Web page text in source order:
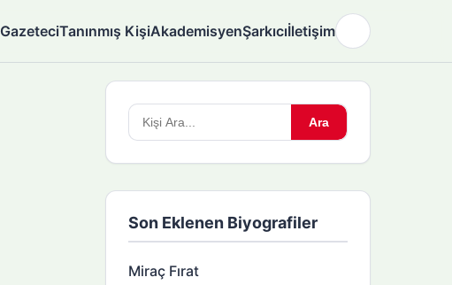
GazeteciTanınmış KişiAkademisyenŞarkıcıİletişim
Arama
yapın:
Ara
Son Eklenen Biyografiler
Miraç Fırat